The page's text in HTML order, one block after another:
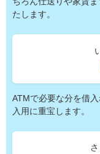
たします。
ATMで必要な分を借
入用に重宝します。